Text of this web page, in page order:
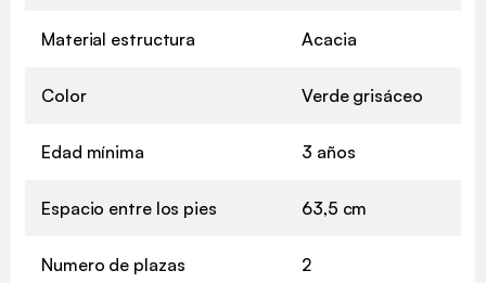
Material estructura Acacia
Color Verde grisáceo
Edad mínima 3 años
Espacio entre los pies 63,5 cm
Numero de plazas 2